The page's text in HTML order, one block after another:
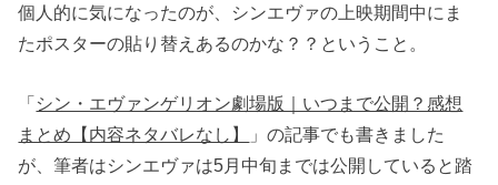
個人的に気になったのが、シンエヴァの上映期間中にま
たポスターの貼り替えあるのかな？？ということ。
「シン・エヴァンゲリオン劇場版｜いつまで公開？感想
まとめ【内容ネタバレなし】
」の記事でも書きました
が、筆者はシンエヴァは5月中旬までは公開していると踏